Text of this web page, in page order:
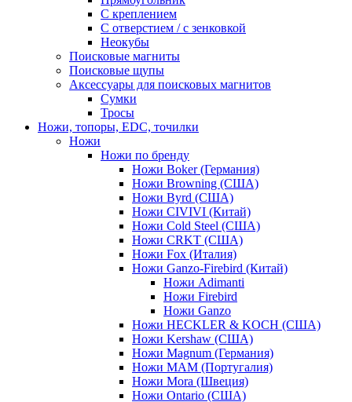
С креплением
С отверстием / с зенковкой
Неокубы
Поисковые магниты
Поисковые щупы
Аксессуары для поисковых магнитов
Сумки
Тросы
Ножи, топоры, EDC, точилки
Ножи
Ножи по бренду
Ножи Boker (Германия)
Ножи Browning (США)
Ножи Byrd (США)
Ножи CIVIVI (Китай)
Ножи Cold Steel (США)
Ножи CRKT (США)
Ножи Fox (Италия)
Ножи Ganzo-Firebird (Китай)
Ножи Adimanti
Ножи Firebird
Ножи Ganzo
Ножи HECKLER & KOCH (США)
Ножи Kershaw (США)
Ножи Magnum (Германия)
Ножи MAM (Португалия)
Ножи Mora (Швеция)
Ножи Ontario (США)